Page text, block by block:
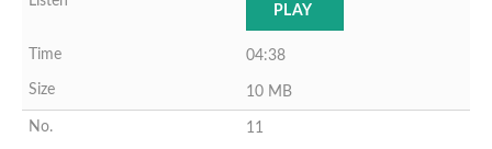
PLAY
04:38
10 MB
11